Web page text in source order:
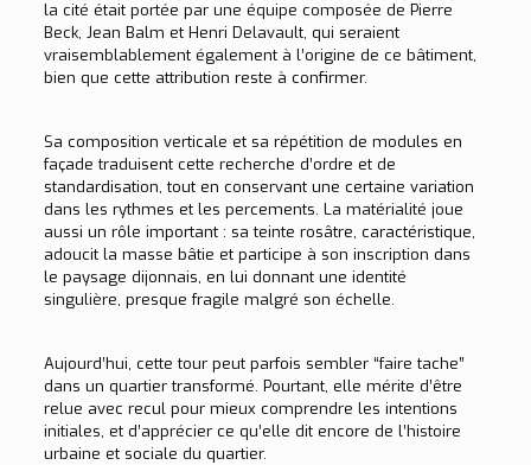
la cité était portée par une équipe composée de Pierre
Beck, Jean Balm et Henri Delavault, qui seraient
vraisemblablement également à l’origine de ce bâtiment,
bien que cette attribution reste à confirmer.
Sa composition verticale et sa répétition de modules en
façade traduisent cette recherche d’ordre et de
standardisation, tout en conservant une certaine variation
dans les rythmes et les percements. La matérialité joue
aussi un rôle important : sa teinte rosâtre, caractéristique,
adoucit la masse bâtie et participe à son inscription dans
le paysage dijonnais, en lui donnant une identité
singulière, presque fragile malgré son échelle.
Aujourd’hui, cette tour peut parfois sembler “faire tache”
dans un quartier transformé. Pourtant, elle mérite d’être
relue avec recul pour mieux comprendre les intentions
initiales, et d’apprécier ce qu’elle dit encore de l’histoire
urbaine et sociale du quartier.